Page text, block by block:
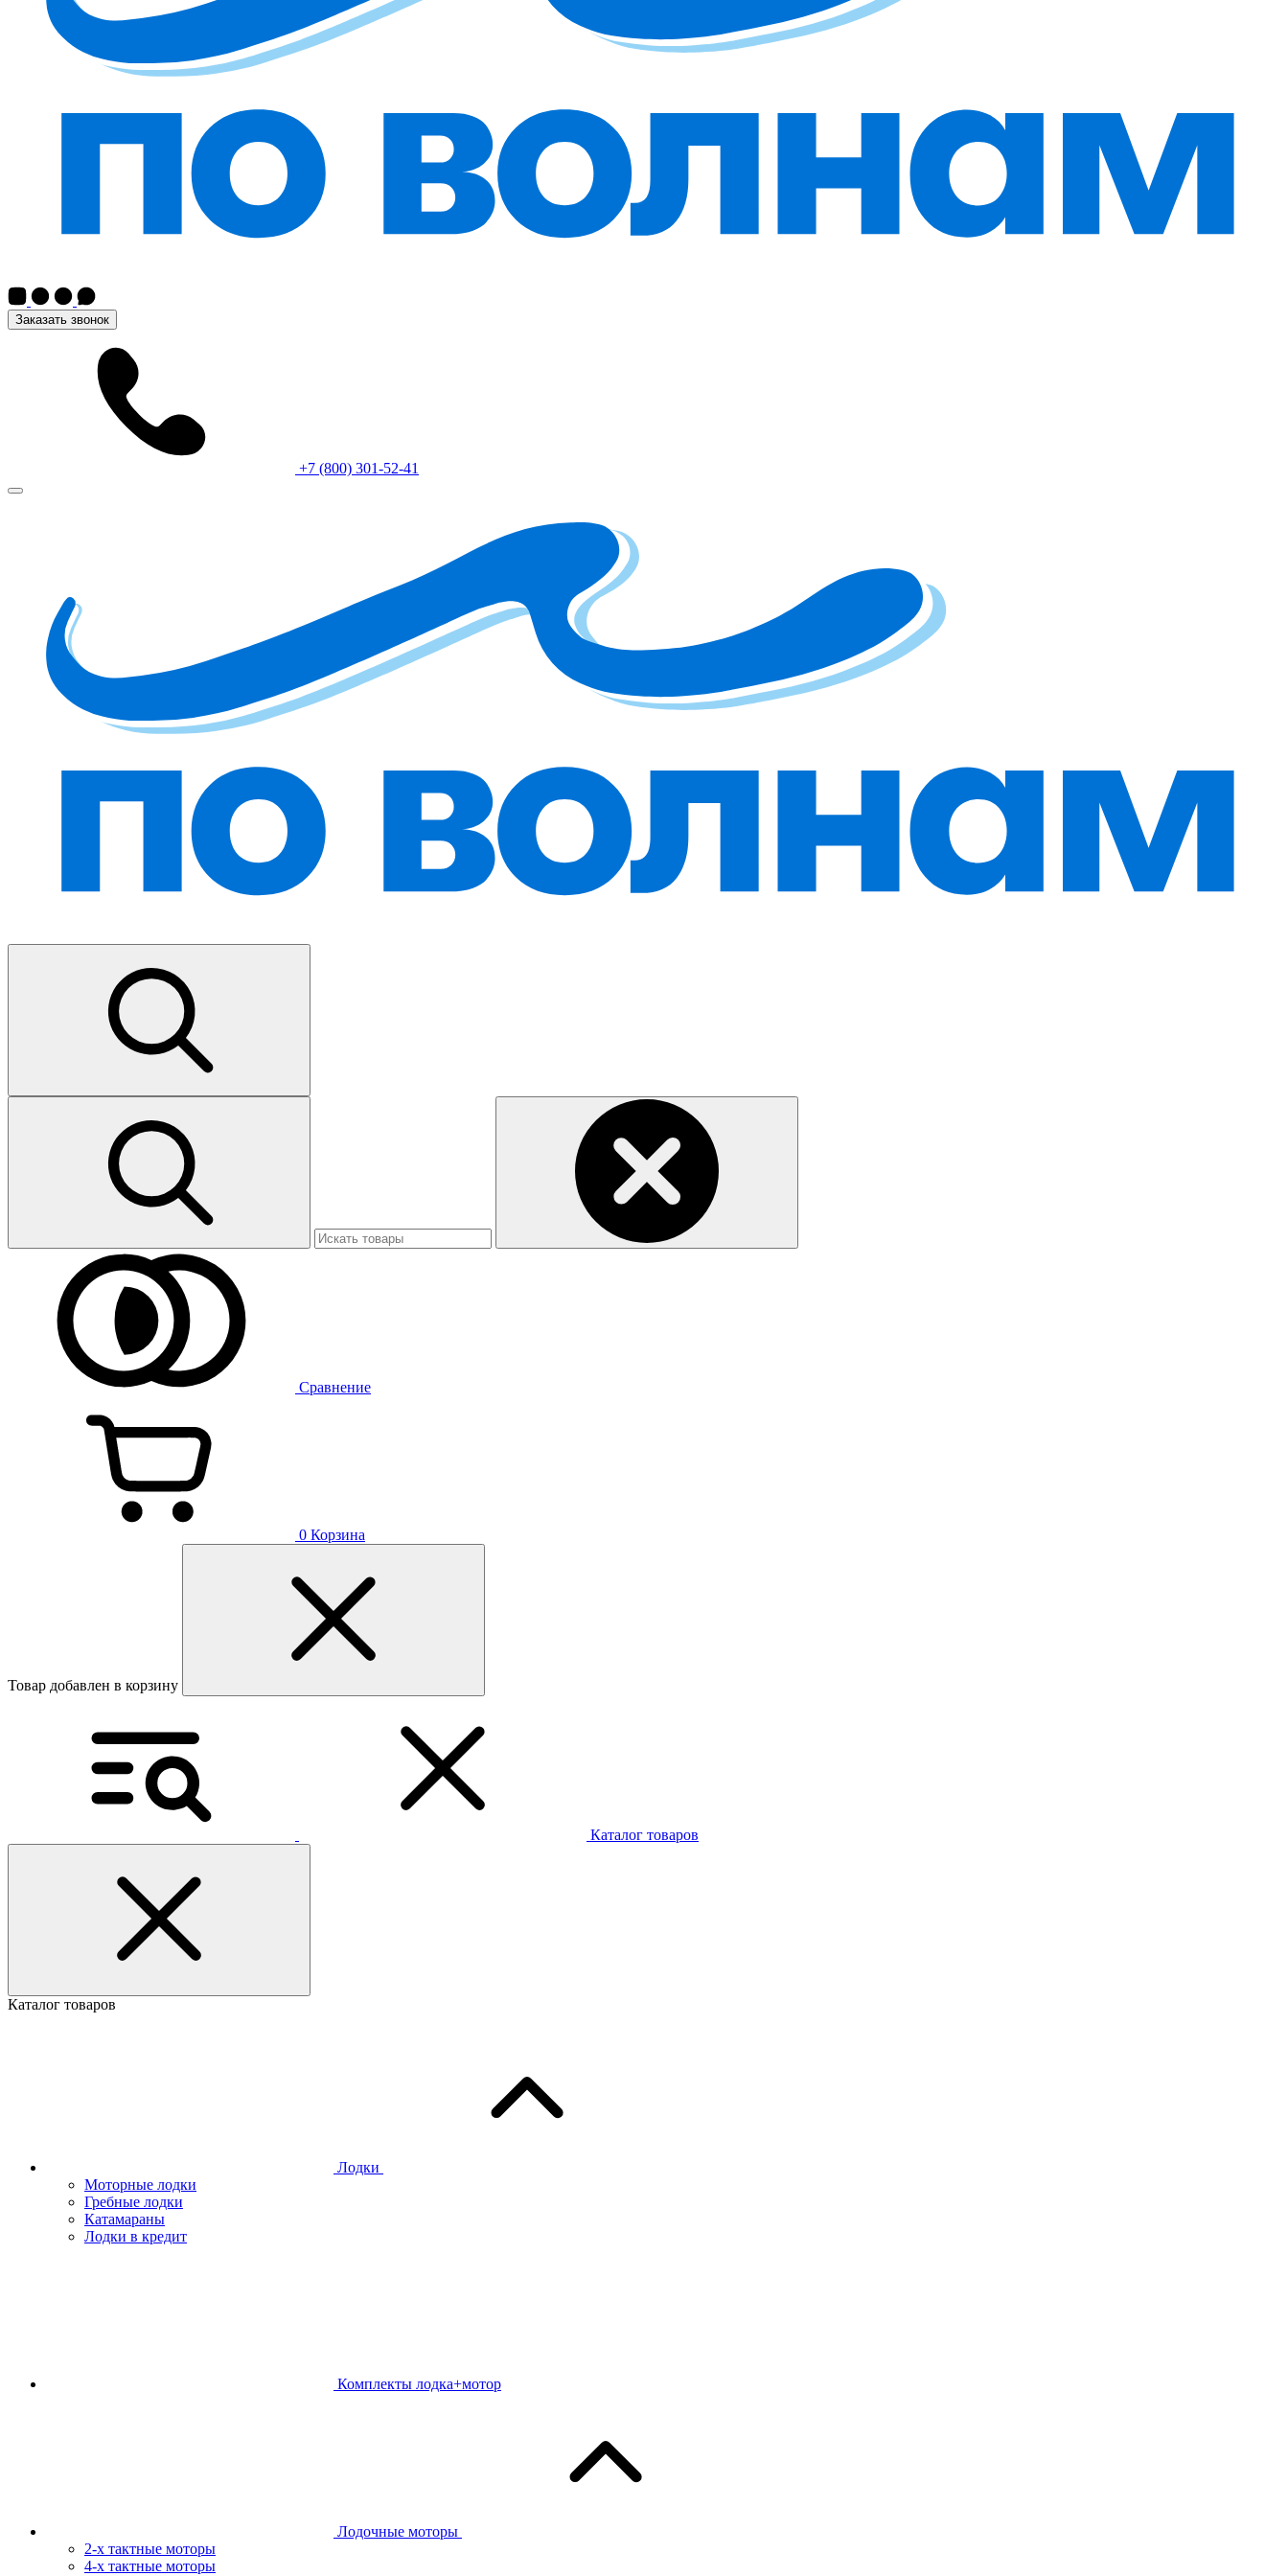
Заказать звонок
+7 (800) 301-52-41
Сравнение
0 Корзина
Товар добавлен в корзину
Каталог товаров
Каталог товаров
Лодки
Моторные лодки
Гребные лодки
Катамараны
Лодки в кредит
Комплекты лодка+мотор
Лодочные моторы
2-х тактные моторы
4-х тактные моторы